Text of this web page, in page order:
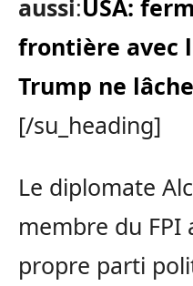
aussi:USA:
frontière avec
Trump ne
[/su_heading]
Le diplomate
membre du FPI
propre parti